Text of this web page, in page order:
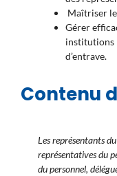
Maîtriser
Gérer
institutions
d’entrave.
Contenu
Les représentants
représentatives du
du personnel,